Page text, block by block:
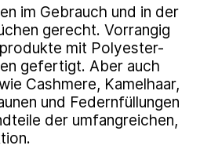
im Gebrauch und in der
gerecht. Vorrangig
mit Polyester-
gefertigt. Aber auch
Cashmere, Kamelhaar,
und Federnfüllungen
der umfangreichen,